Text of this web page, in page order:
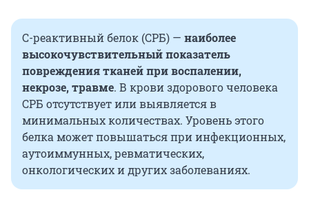
С-реактивный белок (СРБ) — наиболее
высокочувствительный показатель
повреждения тканей при воспалении,
некрозе, травме. В крови здорового человека
СРБ отсутствует или выявляется в
минимальных количествах. Уровень этого
белка может повышаться при инфекционных,
аутоиммунных, ревматических,
онкологических и других заболеваниях.